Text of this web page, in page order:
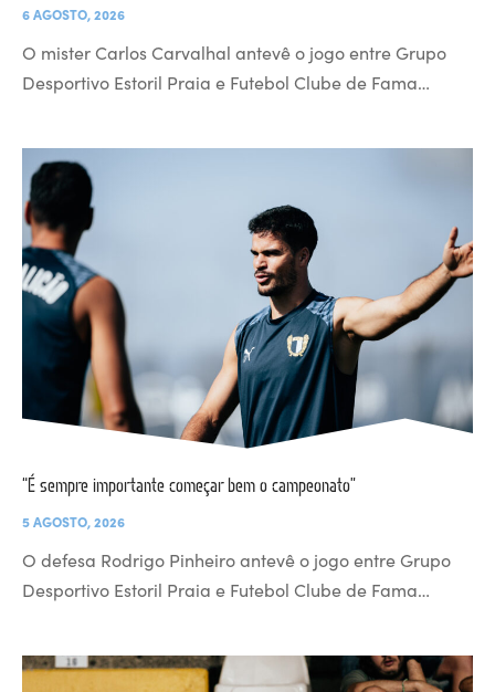
6 AGOSTO, 2026
O mister Carlos Carvalhal antevê o jogo entre Grupo
Desportivo Estoril Praia e Futebol Clube de Fama…
“É sempre importante começar bem o campeonato”
5 AGOSTO, 2026
O defesa Rodrigo Pinheiro antevê o jogo entre Grupo
Desportivo Estoril Praia e Futebol Clube de Fama…